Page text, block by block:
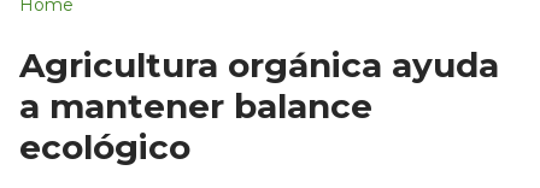
Home
Agricultura orgánica ayuda
a mantener balance
ecológico